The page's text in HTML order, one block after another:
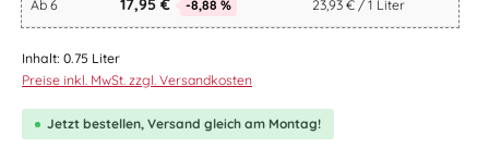
Ab 6 17,95 € -8,88 % 23,93 € / 1 Liter
Inhalt: 0.75 Liter
Preise inkl. MwSt. zzgl. Versandkosten
Jetzt bestellen, Versand gleich am Montag!